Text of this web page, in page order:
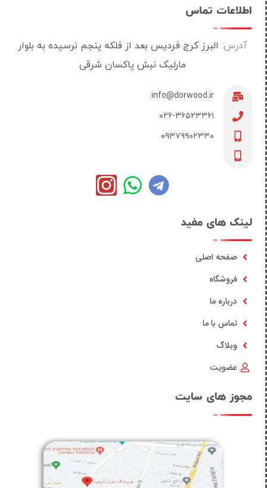
اطلاعات تماس
آدرس: البرز کرج فردیس بعد از فلکه پنجم نرسیده به بلوار
مارلیک نبش پاکسان شرقی
info@dorwood.ir
۰۲۶-۳۶۵۲۳۳۶۱
۰۹۳۷۹۹۰۲۳۳۰
لینک های مفید
صفحه اصلی
فروشگاه
درباره ما
تماس با ما
وبلاگ
عضویت
مجوز های سایت